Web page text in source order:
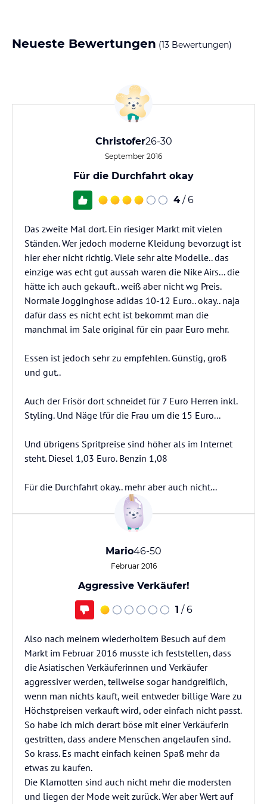
Neueste Bewertungen (13 Bewertungen)
Christofer26-30
September 2016
Für die Durchfahrt okay
4 / 6
Das zweite Mal dort. Ein riesiger Markt mit vielen
Ständen. Wer jedoch moderne Kleidung bevorzugt ist
hier eher nicht richtig. Viele sehr alte Modelle.. das
einzige was echt gut aussah waren die Nike Airs... die
hätte ich auch gekauft.. weiß aber nicht wg Preis.
Normale Jogginghose adidas 10-12 Euro.. okay.. naja
dafür dass es nicht echt ist bekommt man die
manchmal im Sale original für ein paar Euro mehr.
Essen ist jedoch sehr zu empfehlen. Günstig, groß
und gut..
Auch der Frisör dort schneidet für 7 Euro Herren inkl.
Styling. Und Näge lfür die Frau um die 15 Euro...
Und übrigens Spritpreise sind höher als im Internet
steht. Diesel 1,03 Euro. Benzin 1,08
Für die Durchfahrt okay.. mehr aber auch nicht...
Mario46-50
Februar 2016
Aggressive Verkäufer!
1 / 6
Also nach meinem wiederholtem Besuch auf dem
Markt im Februar 2016 musste ich feststellen, dass
die Asiatischen Verkäuferinnen und Verkäufer
aggressiver werden, teilweise sogar handgreiflich,
wenn man nichts kauft, weil entweder billige Ware zu
Höchstpreisen verkauft wird, oder einfach nicht passt.
So habe ich mich derart böse mit einer Verkäuferin
gestritten, dass andere Menschen angelaufen sind.
So krass. Es macht einfach keinen Spaß mehr da
etwas zu kaufen.
Die Klamotten sind auch nicht mehr die modersten
und liegen der Mode weit zurück. Wer aber Wert auf